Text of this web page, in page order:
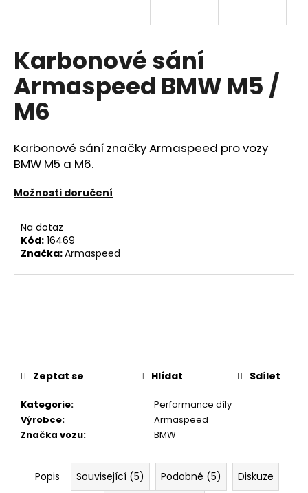
Karbonové sání
Armaspeed BMW M5 /
M6
Karbonové sání značky Armaspeed pro vozy
BMW M5 a M6.
Možnosti doručení
Na dotaz
Kód: 16469
Značka:Armaspeed
Kategorie:
Performance díly
Výrobce:
Armaspeed
Značka vozu: BMW
Zeptat se Hlídat Sdílet
Popis Související (5) Podobné (5)
Diskuze
í
t
?
HLEDAT
D
o
p
r
m
THOR
ECHO
625